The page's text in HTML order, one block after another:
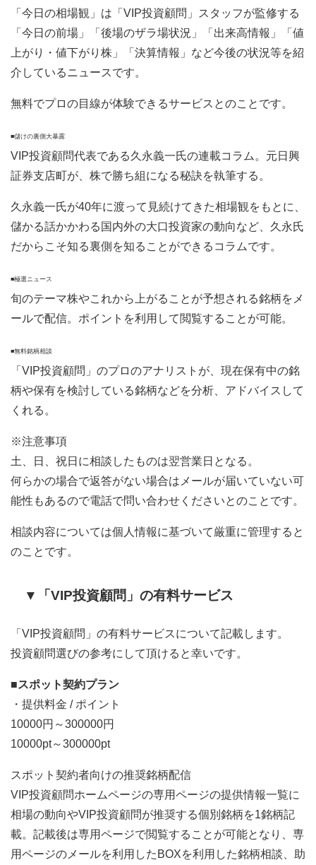
「今日の相場観」は「VIP投資顧問」スタッフが監修する
「今日の前場」「後場のザラ場状況」「出来高情報」「値
上がり・値下がり株」「決算情報」など今後の状況等を紹
介しているニュースです。
無料でプロの目線が体験できるサービスとのことです。
■儲けの裏側大暴露
VIP投資顧問代表である久永義一氏の連載コラム。元日興
証券支店町が、株で勝ち組になる秘訣を執筆する。
久永義一氏が40年に渡って見続けてきた相場観をもとに、
儲かる話かかわる国内外の大口投資家の動向など、久永氏
だからこそ知る裏側を知ることができるコラムです。
■極選ニュース
旬のテーマ株やこれから上がることが予想される銘柄をメ
ールで配信。ポイントを利用して閲覧することが可能。
■無料銘柄相談
「VIP投資顧問」のプロのアナリストが、現在保有中の銘
柄や保有を検討している銘柄などを分析、アドバイスして
くれる。
※注意事項
土、日、祝日に相談したものは翌営業日となる。
何らかの場合で返答がない場合はメールが届いていない可
能性もあるので電話で問い合わせくださいとのことです。
相談内容については個人情報に基づいて厳重に管理すると
のことです。
▼「VIP投資顧問」の有料サービス
「VIP投資顧問」の有料サービスについて記載します。
投資顧問選びの参考にして頂けると幸いです。
■スポット契約プラン
・提供料金 / ポイント
10000円～300000円
10000pt～300000pt
スポット契約者向けの推奨銘柄配信
VIP投資顧問ホームページの専用ページの提供情報一覧に
相場の動向やVIP投資顧問が推奨する個別銘柄を1銘柄記
載。記載後は専用ページで閲覧することが可能となり、専
用ページのメールを利用したBOXを利用した銘柄相談、助